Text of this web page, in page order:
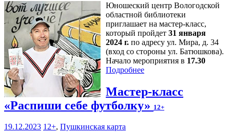
Юношеский центр Вологодской
областной библиотеки
приглашает на мастер-класс,
который пройдет 31 января
2024 г. по адресу ул. Мира, д. 34
(вход со стороны ул. Батюшкова).
Начало мероприятия в 17.30
Подробнее
Мастер-класс
«Распиши себе футболку» 12+
19.12.2023 12+, Пушкинская карта